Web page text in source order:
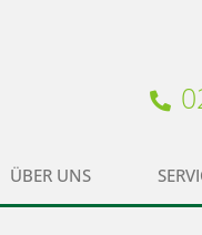
ÜBER UNS